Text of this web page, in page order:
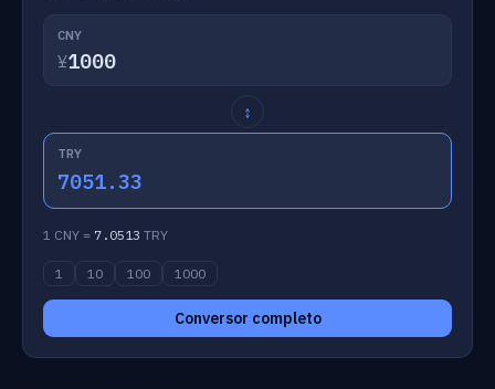
CNY
¥
↕
TRY
7051.33
1 CNY = 7.0513 TRY
1 10 100 1000
Conversor completo